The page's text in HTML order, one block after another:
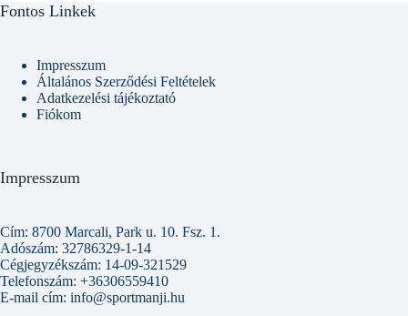
Fontos Linkek
Impresszum
Általános Szerződési Feltételek
Adatkezelési tájékoztató
Fiókom
Impresszum
Cím: 8700 Marcali, Park u. 10. Fsz. 1.
Adószám: 32786329-1-14
Cégjegyzékszám: 14-09-321529
Telefonszám: +36306559410
E-mail cím: info@sportmanji.hu